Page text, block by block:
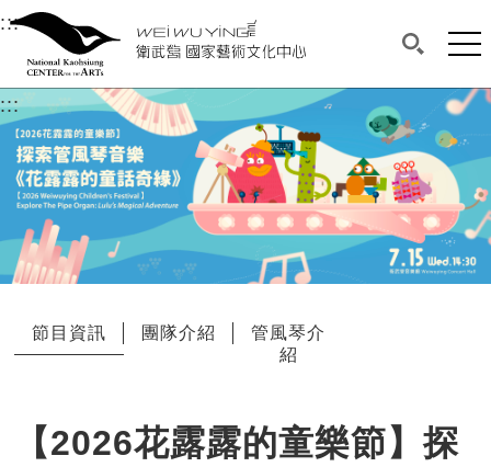
衛武營國家藝術文化中心
中央內容區塊，為本頁主要內容區。
:::選單連結區塊，此區塊列有本網站主要連結。
衛武營國家藝術文化中心
搜尋(開
網
:::中央內容區塊，為本頁主要內容區。
節目資訊 團隊介紹
管風琴介
紹
【2026花露露的童樂節】探